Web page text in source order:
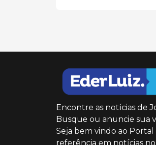
Encontre as notícias de
Busque ou anuncie sua
Seja bem vindo ao Portal
referência em notícias